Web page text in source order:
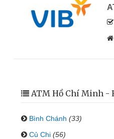
ATM Hồ Chí Minh -
Bình Chánh (33)
Củ Chi (56)